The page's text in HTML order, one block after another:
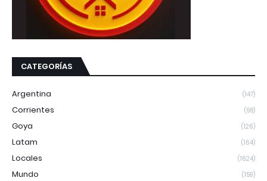
CATEGORÍAS
Argentina (147)
Corrientes (98)
Goya (126)
Latam (164)
Locales (1624)
Mundo (159)